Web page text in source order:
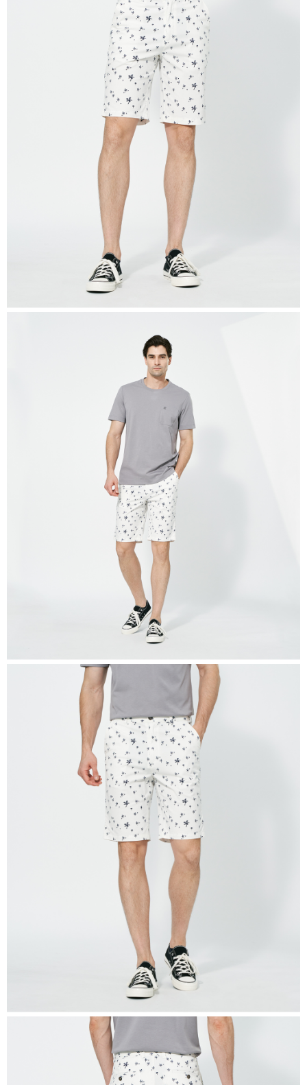
每筆NT$60，滿NT$1,200(含以上)免運費
每筆NT$60，滿NT$1,200(含以上)免運費
每筆NT$80，滿NT$1,200(含以上)免運費
每筆NT$80，滿NT$1,200(含以上)免運費